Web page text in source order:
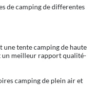
de camping de differentes
une tente camping de haute
un meilleur rapport qualité-
camping de plein air et